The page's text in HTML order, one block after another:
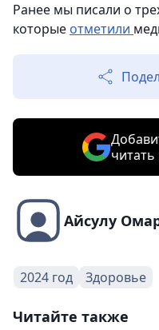
Ранее мы писали о
которые отметили
Айсулу
2024 год Здоровье
Читайте также